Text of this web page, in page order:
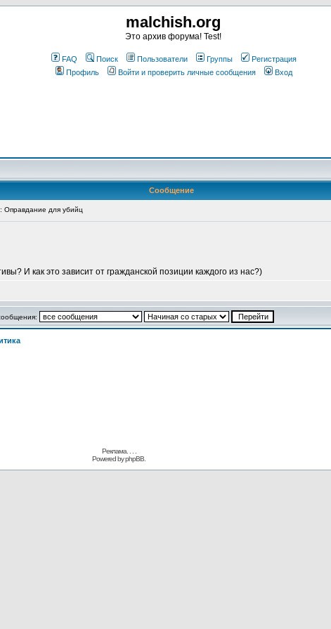
malchish.org
Это архив форума! Test!
FAQ Поиск Пользователи Группы
Регистрация
Профиль
Войти и проверить личные сообщения Вход
Сообщение
Оправдание для убийц
И как это зависит от гражданской позиции каждого из нас?)
Реклама. . .
Powered byphpBB.